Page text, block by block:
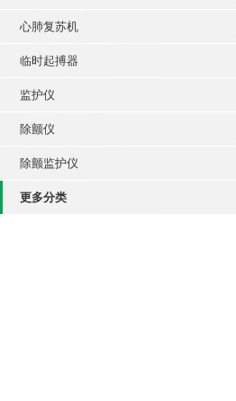
心肺复苏机
临时起搏器
监护仪
除颤仪
除颤监护仪
更多分类